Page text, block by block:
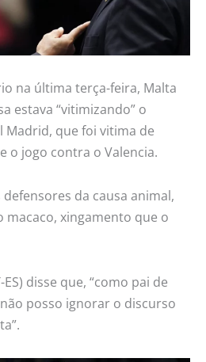
na última terça-feira, Malta
estava “vitimizando” o
Madrid, que foi vitima de
o jogo contra o Valencia.
da causa animal,
macaco, xingamento que o
disse que, “como pai de
posso ignorar o discurso